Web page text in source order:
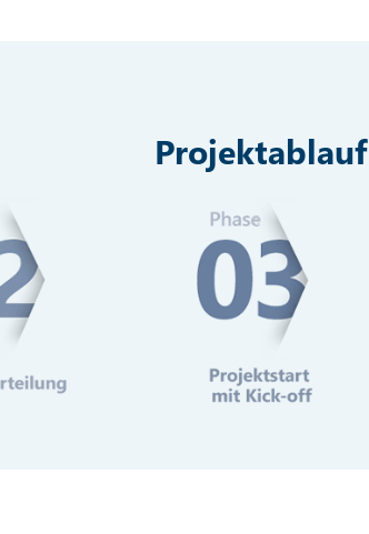
Projektablauf